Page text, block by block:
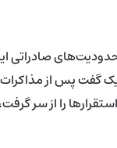
این شرکت پس از لغو محدودیت‌های
فِیبل 5 و مایتوس 5، را بازگرداند.
را از سر